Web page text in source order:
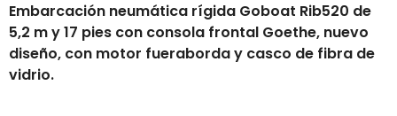
Embarcación neumática rígida Goboat Rib520 de
5,2 m y 17 pies con consola frontal Goethe, nuevo
diseño, con motor fueraborda y casco de fibra de
vidrio.